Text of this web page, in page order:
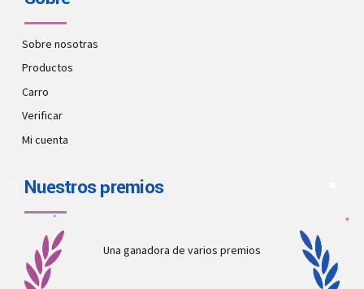
Sobre nosotras
Productos
Carro
Verificar
Mi cuenta
Nuestros premios
Una ganadora de varios premios